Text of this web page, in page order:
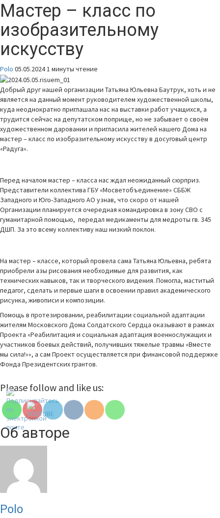
Мастер – класс по
изобразительному
искусству
Polo 05.05.20241 минуты чтение
Добрый друг нашей организации Татьяна Юльевна Баутрук, хоть и не
является на данный момент руководителем художественной школы,
куда неоднократно приглашала нас на выставки работ учащихся, а
трудится сейчас на депутатском поприще, но не забывает о своём
художественном даровании и пригласила жителей нашего Дома на
мастер – класс по изобразительному искусству в досуговый центр
«Радуга».
Перед началом мастер – класса нас ждал неожиданный сюрприз.
Представители коллектива ГБУ «Мосветобъединение» СББЖ
Западного и Юго-Западного АО узнав, что скоро от нашей
Организации планируется очередная командировка в зону СВО с
гуманитарной помощью, передал медикаменты для медроты гв. 345
ДШП. За это всему коллективу наш низкий поклон.
На мастер – классе, который провела сама Татьяна Юльевна, ребята
приобрели азы рисования необходимые для развития, как
технических навыков, так и творческого видения. Помогла, маститый
педагог, сделать и первые шаги в освоении правил академического
рисунка, живописи и композиции.
Помощь в протезировании, реабилитации социальной адаптации
жителям Московского Дома Солдатского Сердца оказывают в рамках
Проекта «Реабилитация и социальная адаптация военнослужащих и
участников боевых действий, получивших тяжелые травмы «Вместе
мы сила!»», а сам Проект осуществляется при финансовой поддержке
Фонда Президентских грантов.
Please follow and like us:
Channel ID
Об авторе
Polo